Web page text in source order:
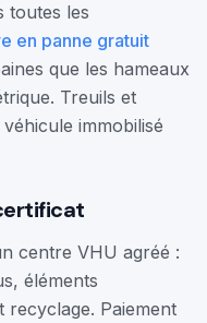
toutes les
en panne gratuit
que les hameaux
Treuils et
immobilisé
centre VHU agréé :
éléments
Paiement